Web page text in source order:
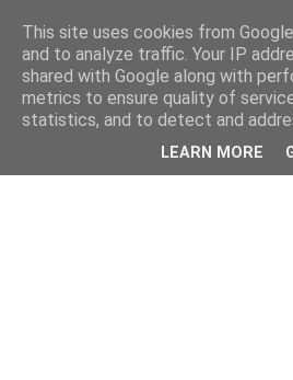
This site uses cookies from
and to analyze traffic. Your IP
shared with Google along with
metrics to ensure quality of
statistics, and to detect and
LEARN MORE